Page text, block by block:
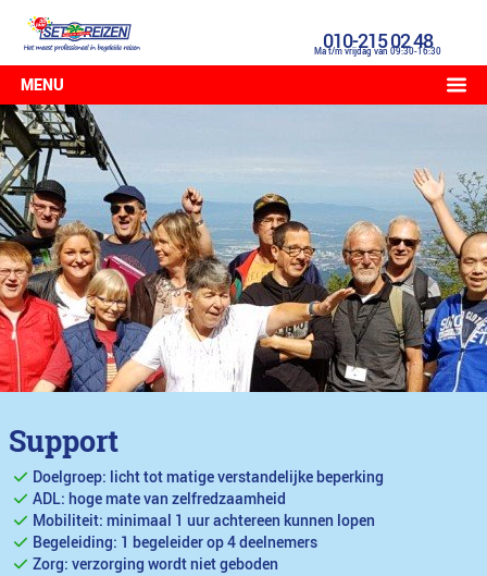
010-215 02 48
Ma t/m vrijdag van 09:30-16:30
MENU
Support
Doelgroep: licht tot matige verstandelijke beperking
ADL: hoge mate van zelfredzaamheid
Mobiliteit: minimaal 1 uur achtereen kunnen lopen
Begeleiding: 1 begeleider op 4 deelnemers
Zorg: verzorging wordt niet geboden